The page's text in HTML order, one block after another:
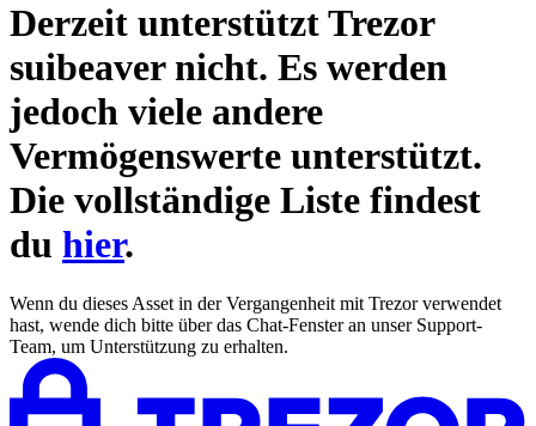
Derzeit unterstützt Trezor
suibeavernicht. Es werden
jedoch viele andere
Vermögenswerte unterstützt.
Die vollständige Liste findest
du hier.
Wenn du dieses Asset in der Vergangenheit mit Trezor verwendet
hast, wende dich bitte über das Chat-Fenster an unser Support-
Team, um Unterstützung zu erhalten.